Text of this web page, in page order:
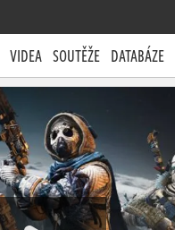
VIDEA SOUTĚŽE DATABÁZE